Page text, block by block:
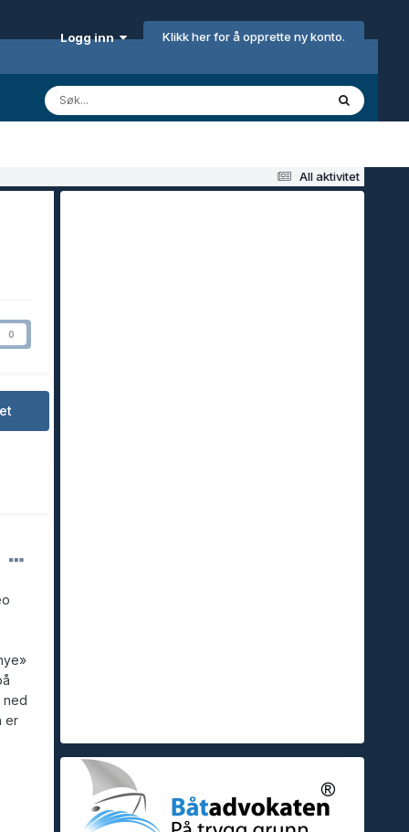
Logg inn Klikk her for å opprette ny konto.
All aktivitet
0
ned
er